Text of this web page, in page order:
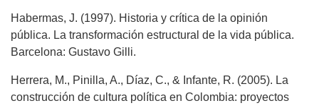
Habermas, J. (1997). Historia y crítica de la opinión
pública. La transformación estructural de la vida pública.
Barcelona: Gustavo Gilli.
Herrera, M., Pinilla, A., Díaz, C., & Infante, R. (2005). La
construcción de cultura política en Colombia: proyectos